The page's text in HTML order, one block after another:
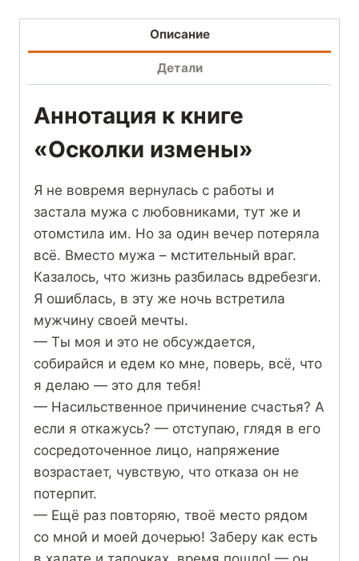
Описание
Детали
Аннотация к книге
«Осколки измены»
Я не вовремя вернулась с работы и
застала мужа с любовниками, тут же и
отомстила им. Но за один вечер потеряла
всё. Вместо мужа – мстительный враг.
Казалось, что жизнь разбилась вдребезги.
Я ошиблась, в эту же ночь встретила
мужчину своей мечты.
— Ты моя и это не обсуждается,
собирайся и едем ко мне, поверь, всё, что
я делаю — это для тебя!
— Насильственное причинение счастья? А
если я откажусь? — отступаю, глядя в его
сосредоточенное лицо, напряжение
возрастает, чувствую, что отказа он не
потерпит.
— Ещё раз повторяю, твоё место рядом
со мной и моей дочерью! Заберу как есть